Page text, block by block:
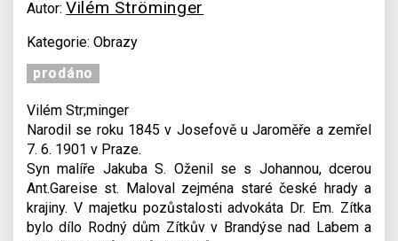
Autor: Vilém Ströminger
Kategorie: Obrazy
prodáno
Vilém Str;minger
Narodil se roku 1845 v Josefově u Jaroměře a zemřel
7. 6. 1901 v Praze.
Syn malíře Jakuba S. Oženil se s Johannou, dcerou
Ant.Gareise st. Maloval zejména staré české hrady a
krajiny. V majetku pozůstalosti advokáta Dr. Em. Zítka
bylo dílo Rodný dům Zítkův v Brandýse nad Labem a